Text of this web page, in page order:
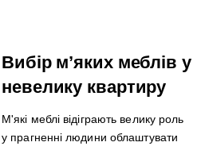
Вибір м’яких меблів у
невелику квартиру
М'які меблі відіграють велику роль
у прагненні людини облаштувати